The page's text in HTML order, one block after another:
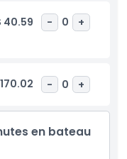
séjour à Auckland.
40.59 - 0 +
- 0 +
en bateau